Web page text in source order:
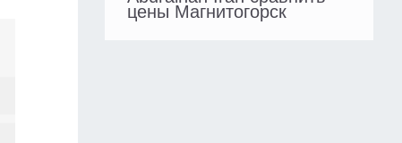
цены Магнитогорск